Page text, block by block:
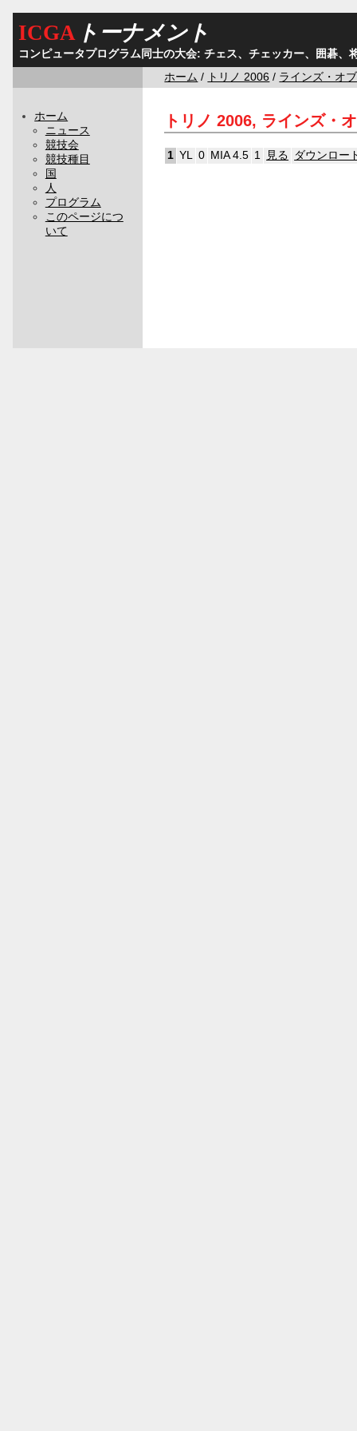
ICGAトーナメント
コンピュータプログラム同士の大会: チェス、チェッカー、囲碁、
ホーム / トリノ 2006 / ラインズ・オ
ホーム
ニュース
競技会
競技種目
国
人
プログラム
このページにつ
いて
トリノ 2006, ラインズ・
1 YL 0 MIA 4.5 1 見る ダウンロー